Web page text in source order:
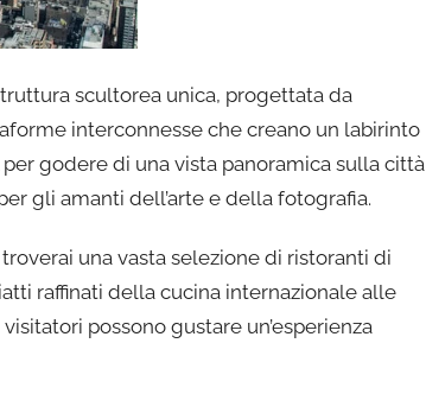
scultorea unica, progettata da
interconnesse che creano un labirinto
godere di una vista panoramica sulla città
gli amanti dell’arte e della fotografia.
una vasta selezione di ristoranti di
raffinati della cucina internazionale alle
possono gustare un’esperienza